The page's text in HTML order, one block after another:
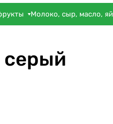
Молоко, сыр, масло,
серый